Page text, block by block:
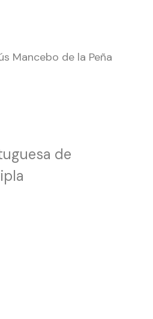
Mancebo de la Peña
de